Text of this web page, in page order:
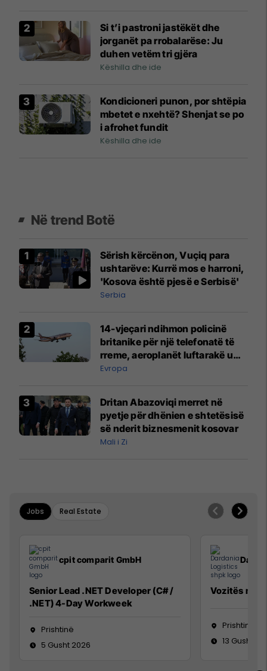
Si t’i pastroni jastëkët dhe
jorganët pa rrobalarëse: Ju
duhen vetëm tri gjëra
Këshilla dhe ide
Kondicioneri punon, por shtëpia
mbetet e nxehtë? Shenjat se po
i afrohet fundit
Këshilla dhe ide
Në trend Botë
Sërish kërcënon, Vuçiq para
ushtarëve: Kurrë mos e harroni,
'Kosova është pjesë e Serbisë'
Serbia
14-vjeçari ndihmon policinë
britanike për një telefonatë të
rreme, aeroplanët luftarakë u
ngritën në ajër për të
Mançesterit
Evropa
Dritan Abazoviqi merret në
pyetje për dhënien e shtetësisë
së nderit biznesmenit kosovar
Mali i Zi
Jobs Real Estate
cpit comparit GmbH
Senior Lead .NET Developer (C# /
.NET) 4-Day Workweek
Prishtinë
5 Gusht 2026
Vozitës me
Prishtinë
13 Gusht